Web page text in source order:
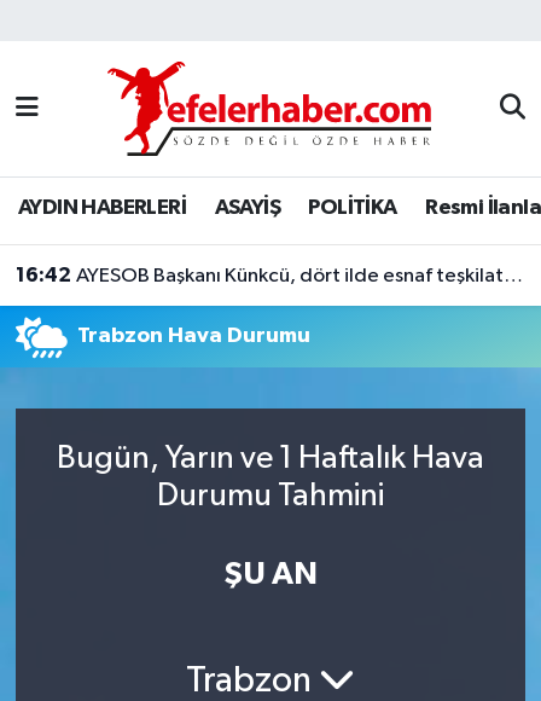
AYDIN HABERLERİ ASAYİŞ POLİTİKA Resmi
16:42 AYESOB Başkanı Künkcü, dört ilde esnaf teşkilatlarıyla buluştu
Trabzon Hava Durumu
Bugün, Yarın ve 1 Haftalık Hava
Durumu Tahmini
ŞU AN
Trabzon
Nöbetçi Eczaneler
Hava Durumu
Aydin Namaz Vakitleri
Trafik Durumu
Süper Lig Puan Durumu ve Fikstür
Son Dakika Haberleri